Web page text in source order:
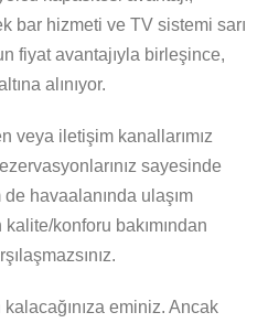
bar hizmeti ve TV sistemi sarı
fiyat avantajıyla birleşince,
alınıyor.
veya iletişim kanallarımız
sayesinde
de havaalanında ulaşım
kalite/konforu bakımından
eminiz. Ancak